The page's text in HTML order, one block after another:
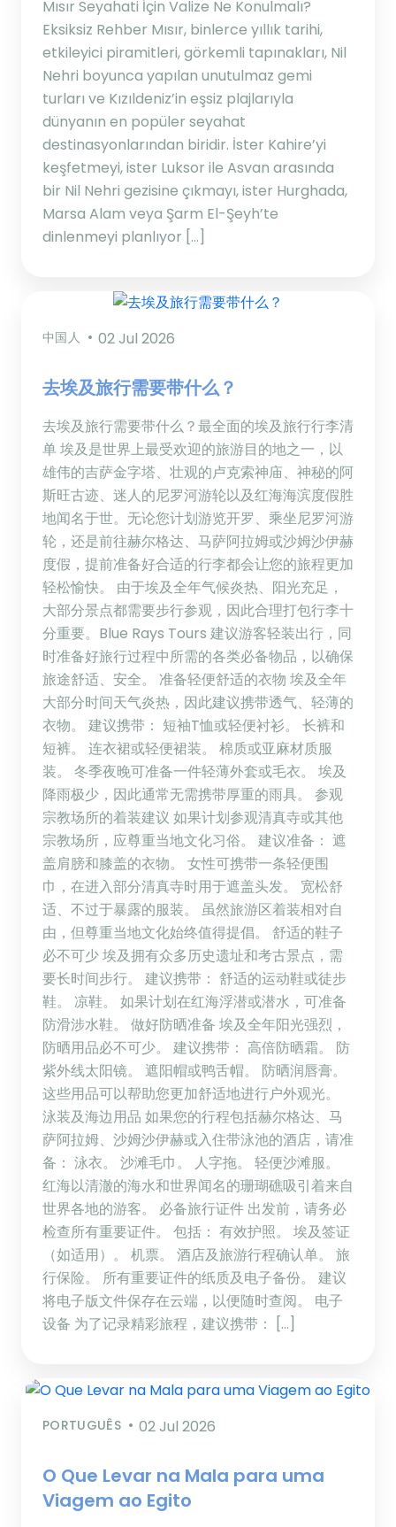
Mısır Seyahati İçin Valize Ne Konulmalı?
Eksiksiz Rehber Mısır, binlerce yıllık tarihi,
etkileyici piramitleri, görkemli tapınakları, Nil
Nehri boyunca yapılan unutulmaz gemi
turları ve Kızıldeniz’in eşsiz plajlarıyla
dünyanın en popüler seyahat
destinasyonlarından biridir. İster Kahire’yi
keşfetmeyi, ister Luksor ile Asvan arasında
bir Nil Nehri gezisine çıkmayı, ister Hurghada,
Marsa Alam veya Şarm El-Şeyh’te
dinlenmeyi planlıyor […]
中国人 02 Jul 2026
去埃及旅行需要带什么？
去埃及旅行需要带什么？最全面的埃及旅行行李清
单 埃及是世界上最受欢迎的旅游目的地之一，以
雄伟的吉萨金字塔、壮观的卢克索神庙、神秘的阿
斯旺古迹、迷人的尼罗河游轮以及红海海滨度假胜
地闻名于世。无论您计划游览开罗、乘坐尼罗河游
轮，还是前往赫尔格达、马萨阿拉姆或沙姆沙伊赫
度假，提前准备好合适的行李都会让您的旅程更加
轻松愉快。 由于埃及全年气候炎热、阳光充足，
大部分景点都需要步行参观，因此合理打包行李十
分重要。Blue Rays Tours 建议游客轻装出行，同
时准备好旅行过程中所需的各类必备物品，以确保
旅途舒适、安全。 准备轻便舒适的衣物 埃及全年
大部分时间天气炎热，因此建议携带透气、轻薄的
衣物。 建议携带： 短袖T恤或轻便衬衫。 长裤和
短裤。 连衣裙或轻便裙装。 棉质或亚麻材质服
装。 冬季夜晚可准备一件轻薄外套或毛衣。 埃及
降雨极少，因此通常无需携带厚重的雨具。 参观
宗教场所的着装建议 如果计划参观清真寺或其他
宗教场所，应尊重当地文化习俗。 建议准备： 遮
盖肩膀和膝盖的衣物。 女性可携带一条轻便围
巾，在进入部分清真寺时用于遮盖头发。 宽松舒
适、不过于暴露的服装。 虽然旅游区着装相对自
由，但尊重当地文化始终值得提倡。 舒适的鞋子
必不可少 埃及拥有众多历史遗址和考古景点，需
要长时间步行。 建议携带： 舒适的运动鞋或徒步
鞋。 凉鞋。 如果计划在红海浮潜或潜水，可准备
防滑涉水鞋。 做好防晒准备 埃及全年阳光强烈，
防晒用品必不可少。 建议携带： 高倍防晒霜。 防
紫外线太阳镜。 遮阳帽或鸭舌帽。 防晒润唇膏。
这些用品可以帮助您更加舒适地进行户外观光。
泳装及海边用品 如果您的行程包括赫尔格达、马
萨阿拉姆、沙姆沙伊赫或入住带泳池的酒店，请准
备： 泳衣。 沙滩毛巾。 人字拖。 轻便沙滩服。
红海以清澈的海水和世界闻名的珊瑚礁吸引着来自
世界各地的游客。 必备旅行证件 出发前，请务必
检查所有重要证件。 包括： 有效护照。 埃及签证
（如适用）。 机票。 酒店及旅游行程确认单。 旅
行保险。 所有重要证件的纸质及电子备份。 建议
将电子版文件保存在云端，以便随时查阅。 电子
设备 为了记录精彩旅程，建议携带： […]
PORTUGUÊS 02 Jul 2026
O Que Levar na Mala para uma
Viagem ao Egito